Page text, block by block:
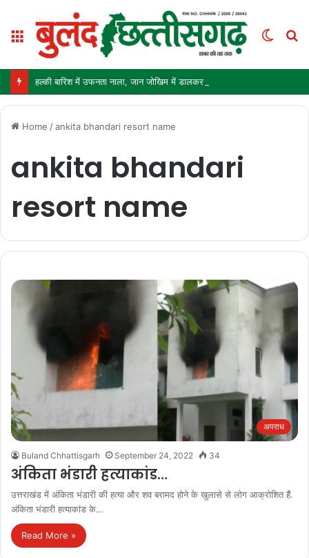
Menu
Switch
Home /ankita bhandari resort name
ankita bhandari
resort name
अपराध
Buland Chhattisgarh September 24, 2022 34
अंकिता भंडारी हत्याकांड…
उत्तराखंड में अंकिता भंडारी की हत्या और शव बरामद होने के खुलासे से लोग आक्रोशित हैं.
अंकिता भंडारी हत्याकांड के…
Read More »